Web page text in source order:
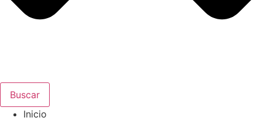
Buscar
Inicio